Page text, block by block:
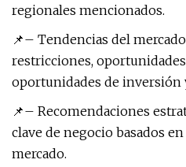
regionales mencionados.
📌– Tendencias del
restricciones,
oportunidades de inversión
📌– Recomendaciones
clave de negocio basados
mercado.